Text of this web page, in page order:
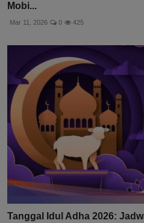
Mobi...
Mar 11, 2026 0 425
Tanggal Idul Adha 2026: